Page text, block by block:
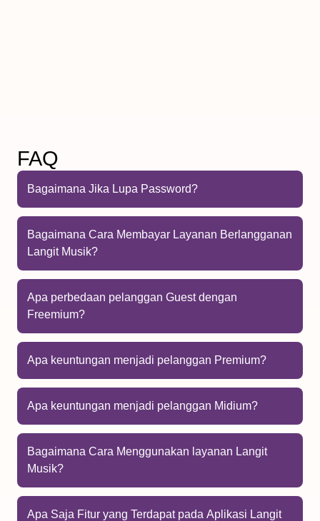
FAQ
Bagaimana Jika Lupa Password?
Bagaimana Cara Membayar Layanan Berlangganan
Langit Musik?
Apa perbedaan pelanggan Guest dengan
Freemium?
Apa keuntungan menjadi pelanggan Premium?
Apa keuntungan menjadi pelanggan Midium?
Bagaimana Cara Menggunakan layanan Langit
Musik?
Apa Saja Fitur yang Terdapat pada Aplikasi Langit